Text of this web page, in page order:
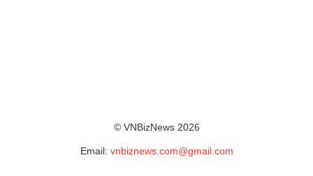
© VNBizNews 2026
Email: vnbiznews.com@gmail.com